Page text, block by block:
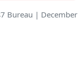
Bureau | December